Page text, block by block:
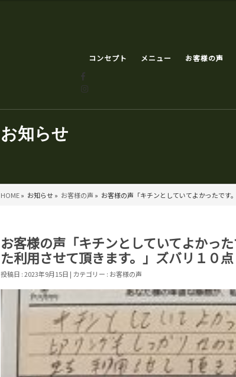
お知らせ
HOME» お知らせ » お客様の声 » お客様の声「キチンとしていてよかったです
コンセプト メニュー お客様の声
お客様の声「キチンとしていてよかっ
た利用させて頂きます。」ズバリ１０点
投稿日 : 2023年9月15日 | カテゴリー : お客様の声